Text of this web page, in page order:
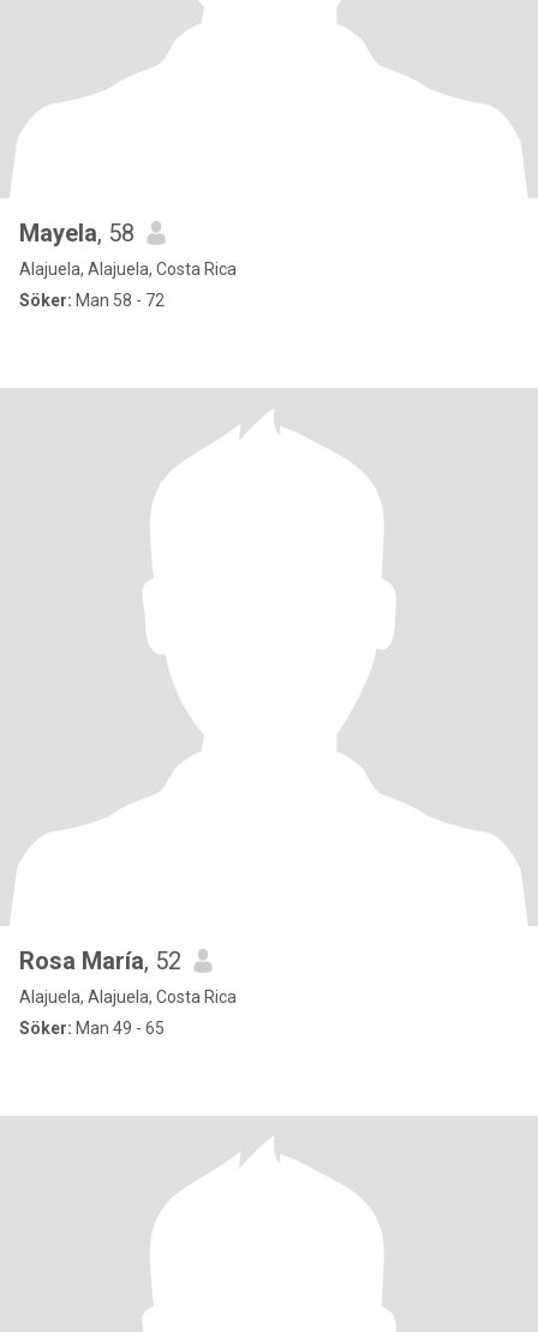
Mayela, 58
Alajuela, Alajuela, Costa Rica
Söker: Man 58 - 72
Rosa María, 52
Alajuela, Alajuela, Costa Rica
Söker: Man 49 - 65